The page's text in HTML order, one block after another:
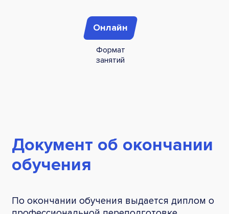
Онлайн
Формат
занятий
Документ об окончании
обучения
По окончании обучения выдается диплом о